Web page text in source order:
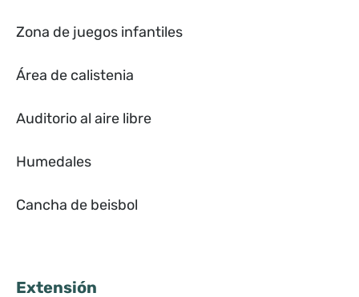
Zona de juegos infantiles
Área de calistenia
Auditorio al aire libre
Humedales
Cancha de beisbol
Extensión